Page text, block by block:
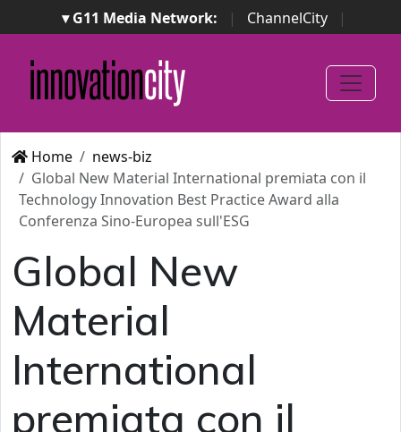
▾ G11 Media Network: | ChannelCity
|
ImpresaCity | SecurityOpenLab | Italian Channel
Awards
Italian Project Awards
Italian Security
Awards
Home
news-biz
Global New Material International premiata con il
Technology Innovation Best Practice Award alla
Conferenza Sino-Europea sull'ESG
Global New
Material
International
premiata con il